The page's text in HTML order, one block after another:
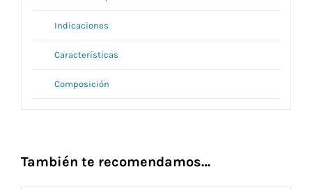
Indicaciones
Características
Composición
También te recomendamos…